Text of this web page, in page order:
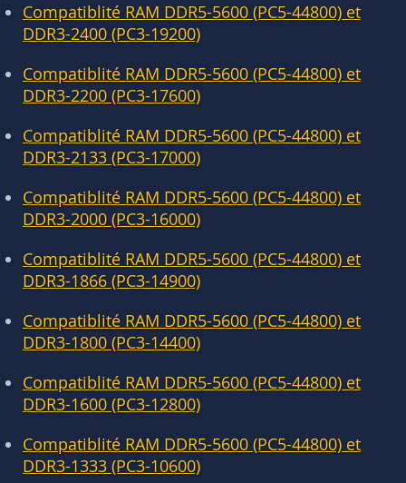
Compatiblité RAM DDR5-5600 (PC5-44800) et
DDR3-2400 (PC3-19200)
Compatiblité RAM DDR5-5600 (PC5-44800) et
DDR3-2200 (PC3-17600)
Compatiblité RAM DDR5-5600 (PC5-44800) et
DDR3-2133 (PC3-17000)
Compatiblité RAM DDR5-5600 (PC5-44800) et
DDR3-2000 (PC3-16000)
Compatiblité RAM DDR5-5600 (PC5-44800) et
DDR3-1866 (PC3-14900)
Compatiblité RAM DDR5-5600 (PC5-44800) et
DDR3-1800 (PC3-14400)
Compatiblité RAM DDR5-5600 (PC5-44800) et
DDR3-1600 (PC3-12800)
Compatiblité RAM DDR5-5600 (PC5-44800) et
DDR3-1333 (PC3-10600)